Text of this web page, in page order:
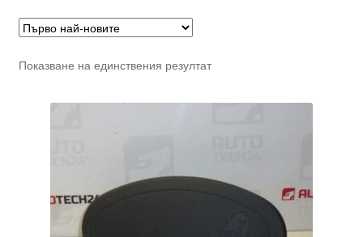
Показване на единствения резултат